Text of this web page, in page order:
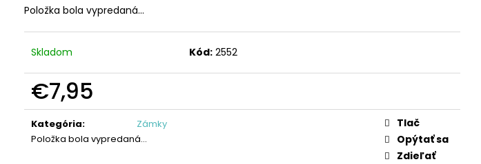
Položka bola vypredaná…
Skladom Kód: 2552
€7,95
Jednotková
cena:
Kategória:
Zámky
Položka bola vypredaná…
Tlač
Opýtať sa
Zdieľať
REŤAZ HG40
€17,95